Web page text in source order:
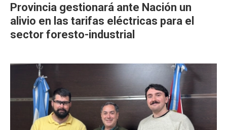
Provincia gestionará ante Nación un
alivio en las tarifas eléctricas para el
sector foresto-industrial